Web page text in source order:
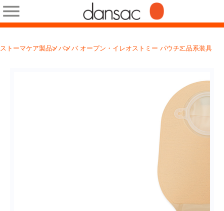
ストーマケア製品ノバノバ オープン・イレオストミー パウチ二品系装具